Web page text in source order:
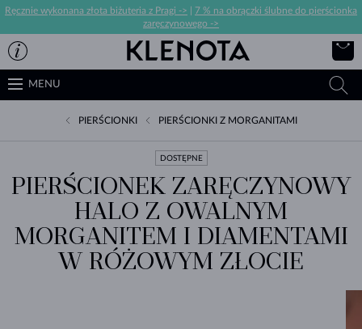
Ręcznie wykonana złota biżuteria z Pragi ->
7 % na obrączki ślubne do pierścionka
zaręczynowego ->
MENU
PIERŚCIONKI PIERŚCIONKI Z MORGANITAMI
DOSTĘPNE
PIERŚCIONEK ZARĘCZYNOWY
HALO Z OWALNYM
MORGANITEM I DIAMENTAMI
W RÓŻOWYM ZŁOCIE